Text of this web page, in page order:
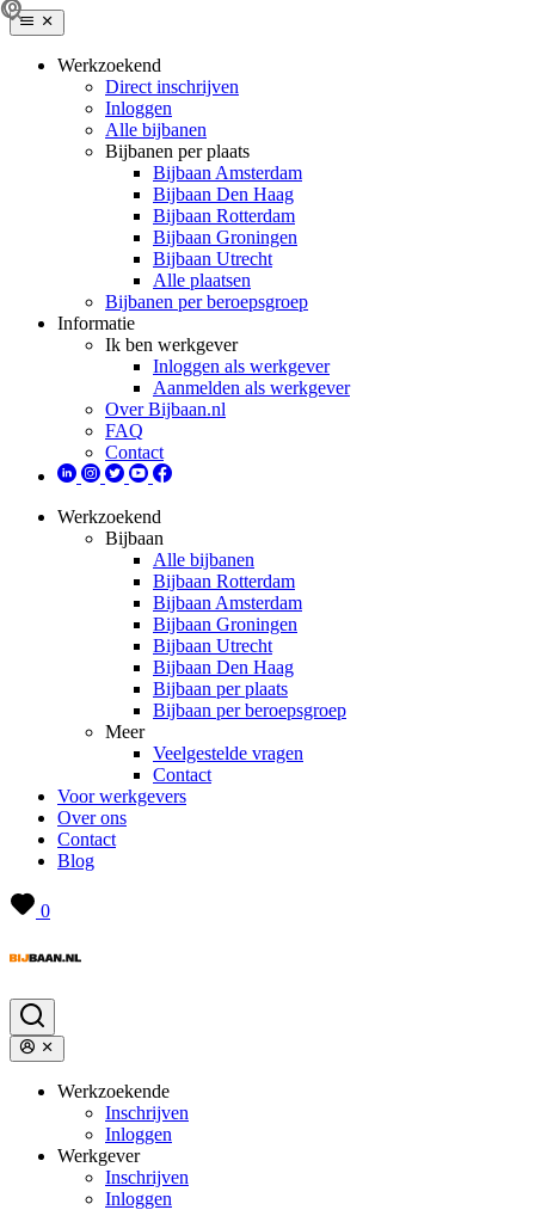
Werkzoekend
Direct inschrijven
Inloggen
Alle bijbanen
Bijbanen per plaats
Bijbaan Amsterdam
Bijbaan Den Haag
Bijbaan Rotterdam
Bijbaan Groningen
Bijbaan Utrecht
Alle plaatsen
Bijbanen per beroepsgroep
Informatie
Ik ben werkgever
Inloggen als werkgever
Aanmelden als werkgever
Over Bijbaan.nl
FAQ
Contact
Werkzoekend
Bijbaan
Alle bijbanen
Bijbaan Rotterdam
Bijbaan Amsterdam
Bijbaan Groningen
Bijbaan Utrecht
Bijbaan Den Haag
Bijbaan per plaats
Bijbaan per beroepsgroep
Meer
Veelgestelde vragen
Contact
Voor werkgevers
Over ons
Contact
Blog
0
Werkzoekende
Inschrijven
Inloggen
Werkgever
Inschrijven
Inloggen